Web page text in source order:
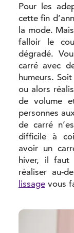
Pour les
cette fin
la mode.
falloir le
dégradé.
carré avec
humeurs.
ou alors
de volume
personnes
de carré
difficile à
avoir un
hiver, il faut
réaliser au-
lissagevous